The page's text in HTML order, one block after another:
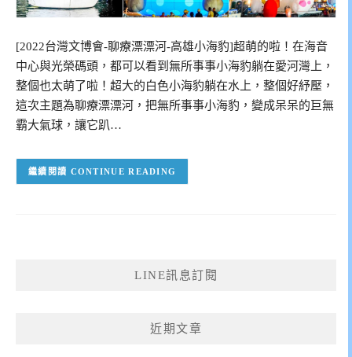
[2022台灣文博會-聊療漂漂河-高雄小海豹]超萌的啦！在海音
中心與光榮碼頭，都可以看到無所事事小海豹躺在愛河灣上，
整個也太萌了啦！超大的白色小海豹躺在水上，整個好紓壓，
這次主題為聊療漂漂河，把無所事事小海豹，變成呆呆的巨無
霸大氣球，讓它趴…
CONTINUE READING
LINE訊息訂閱
近期文章